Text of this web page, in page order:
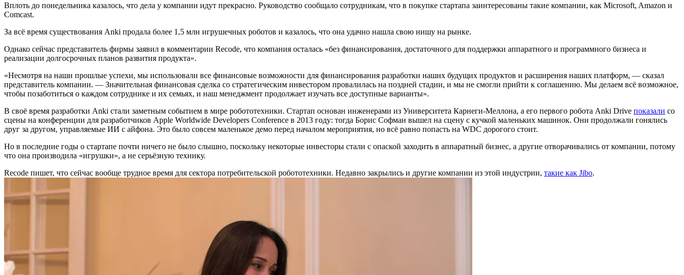
Вплоть до понедельника казалось, что дела у компании идут прекрасно. Руководство сообщало сотрудникам, что в покупке стартапа заинтересованы такие компании, как Microsoft, Amazon и
Comcast.
За всё время существования Anki продала более 1,5 млн игрушечных роботов и казалось, что она удачно нашла свою нишу на рынке.
Однако сейчас представитель фирмы заявил в комментарии Recode, что компания осталась «без финансирования, достаточного для поддержки аппаратного и программного бизнеса и
реализации долгосрочных планов развития продукта».
«Несмотря на наши прошлые успехи, мы использовали все финансовые возможности для финансирования разработки наших будущих продуктов и расширения наших платформ, — сказал
представитель компании. — Значительная финансовая сделка со стратегическим инвестором провалилась на поздней стадии, и мы не смогли прийти к соглашению. Мы делаем всё возможное,
чтобы позаботиться о каждом сотруднике и их семьях, и наш менеджмент продолжает изучать все доступные варианты».
В своё время разработки Anki стали заметным событием в мире робототехники. Стартап основан инженерами из Университета Карнеги-Меллона, а его первого робота Anki Drive показали со
сцены на конференции для разработчиков Apple Worldwide Developers Conference в 2013 году: тогда Борис Софман вышел на сцену с кучкой маленьких машинок. Они продолжали гонялись
друг за другом, управляемые ИИ с айфона. Это было совсем маленькое демо перед началом мероприятия, но всё равно попасть на WDC дорогого стоит.
Но в последние годы о стартапе почти ничего не было слышно, поскольку некоторые инвесторы стали с опаской заходить в аппаратный бизнес, а другие отворачивались от компании, потому
что она производила «игрушки», а не серьёзную технику.
Recode пишет, что сейчас вообще трудное время для сектора потребительской робототехники. Недавно закрылись и другие компании из этой индустрии, такие как Jibo.